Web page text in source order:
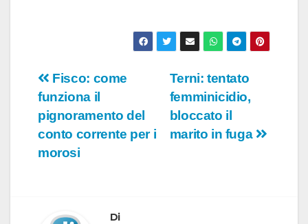
Navigazione
articoli
Terni: tentato
femminicidio,
bloccato il
marito in fuga
Fisco: come
funziona il
pignoramento del
conto corrente per i
morosi
Di